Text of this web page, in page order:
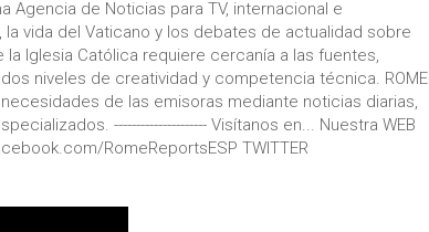
Agencia de Noticias para TV, internacional e
vida del Vaticano y los debates de actualidad sobre
Iglesia Católica requiere cercanía a las fuentes,
niveles de creatividad y competencia técnica. ROME
de las emisoras mediante noticias diarias,
--------------------- Visítanos en... Nuestra WEB
RomeReportsESP TWITTER